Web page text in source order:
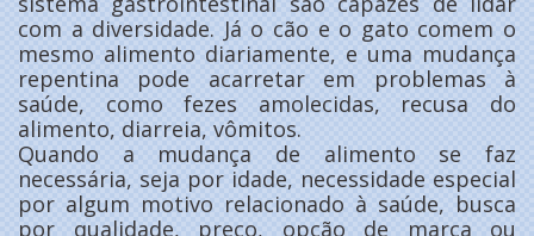
com a diversidade. Já o cão e o gato comem o
mesmo alimento diariamente, e uma mudança
repentina pode acarretar em problemas à
saúde, como fezes amolecidas, recusa do
alimento, diarreia, vômitos.
Quando a mudança de alimento se faz
necessária, seja por idade, necessidade especial
por algum motivo relacionado à saúde, busca
por qualidade, preço, opção de marca ou